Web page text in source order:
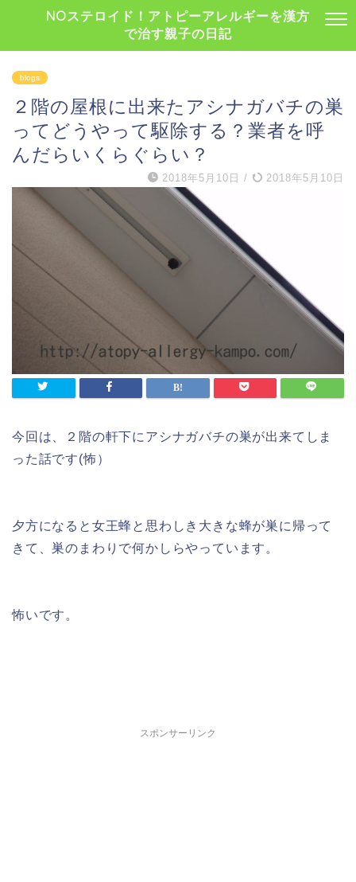
NOステロイド！アトピーアレルギーを漢方
で治す親子の日記
blogs
２階の屋根に出来たアシナガバチの巣
ってどうやって駆除する？業者を呼
んだらいくらぐらい？
2018年5月10日 / 2018年5月10日
今回は、２階の軒下にアシナガバチの巣が出来てしま
った話です(怖）
夕方になると女王蜂と思わしき大きな蜂が巣に帰って
きて、巣のまわりで何かしらやっています。
怖いです。
スポンサーリンク